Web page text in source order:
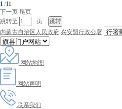
1 /11
下一页 尾页
跳转至
页
内蒙古自治区人民政府 兴安盟行政公署
网站地图
网站声明
联系我们